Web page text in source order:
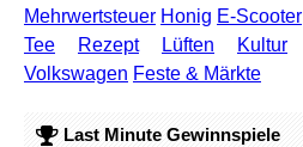
Mehrwertsteuer Honig E-Scooter
Tee
Rezept Lüften Kultur
Volkswagen Feste & Märkte
Last Minute Gewinnspiele